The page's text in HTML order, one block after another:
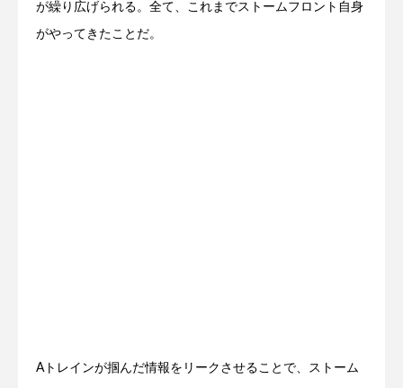
が繰り広げられる。全て、これまでストームフロント自身
がやってきたことだ。
Aトレインが掴んだ情報をリークさせることで、ストーム